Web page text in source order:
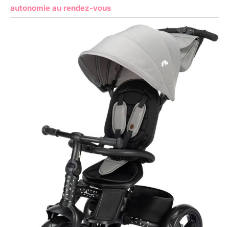
autonomie au rendez-vous